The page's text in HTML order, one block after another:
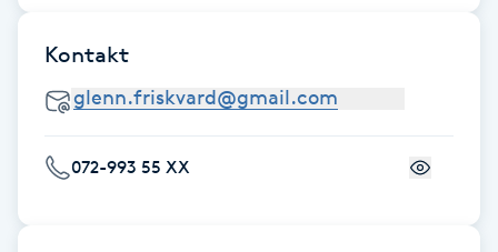
Fransborttagning
Fransfärgning
Fransförlängning
Fransförlängning Megavolym
Kontakt
072-993 55 XX